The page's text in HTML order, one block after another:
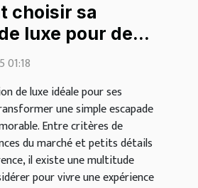
choisir sa
luxe pour des
inoubliables ?
01:18
de luxe idéale pour ses
une simple escapade
Entre critères de
du marché et petits détails
il existe une multitude
pour vivre une expérience